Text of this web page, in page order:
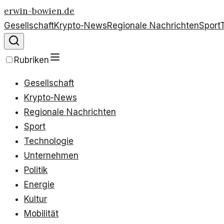
erwin-bowien.de
GesellschaftKrypto-NewsRegionale NachrichtenSport
Rubriken
Gesellschaft
Krypto-News
Regionale Nachrichten
Sport
Technologie
Unternehmen
Politik
Energie
Kultur
Mobilität